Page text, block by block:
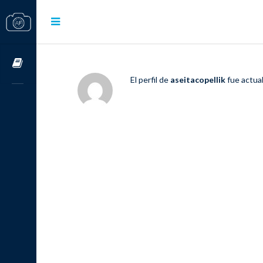
El perfil de aseitacopellikfue